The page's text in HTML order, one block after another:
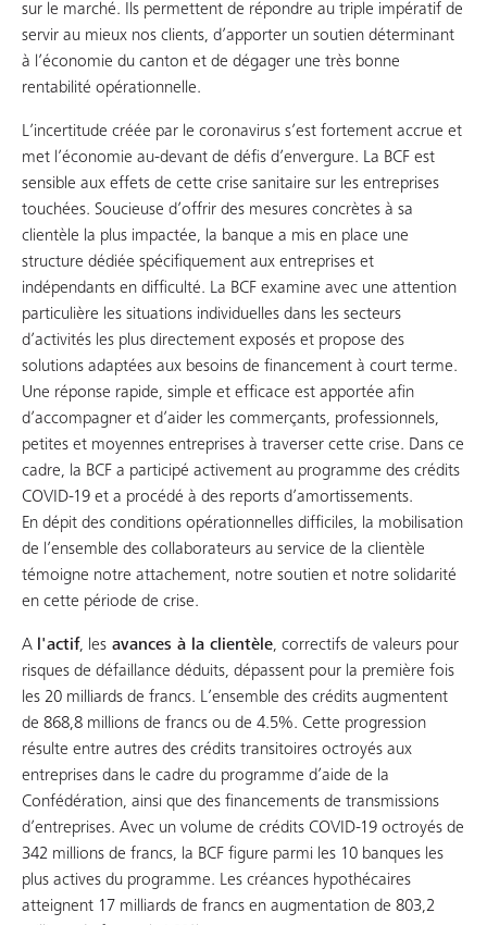
sur le marché. Ils permettent de répondre au triple impératif de
servir au mieux nos clients, d’apporter un soutien déterminant
à l’économie du canton et de dégager une très bonne
rentabilité opérationnelle.
L’incertitude créée par le coronavirus s’est fortement accrue et
met l’économie au-devant de défis d’envergure. La BCF est
sensible aux effets de cette crise sanitaire sur les entreprises
touchées. Soucieuse d’offrir des mesures concrètes à sa
clientèle la plus impactée, la banque a mis en place une
structure dédiée spécifiquement aux entreprises et
indépendants en difficulté. La BCF examine avec une attention
particulière les situations individuelles dans les secteurs
d’activités les plus directement exposés et propose des
solutions adaptées aux besoins de financement à court terme.
Une réponse rapide, simple et efficace est apportée afin
d’accompagner et d’aider les commerçants, professionnels,
petites et moyennes entreprises à traverser cette crise. Dans ce
cadre, la BCF a participé activement au programme des crédits
COVID-19 et a procédé à des reports d’amortissements.
En dépit des conditions opérationnelles difficiles, la mobilisation
de l’ensemble des collaborateurs au service de la clientèle
témoigne notre attachement, notre soutien et notre solidarité
en cette période de crise.
A l'actif, les avances à la clientèle, correctifs de valeurs pour
risques de défaillance déduits, dépassent pour la première fois
les 20 milliards de francs. L’ensemble des crédits augmentent
de 868,8 millions de francs ou de 4.5%. Cette progression
résulte entre autres des crédits transitoires octroyés aux
entreprises dans le cadre du programme d’aide de la
Confédération, ainsi que des financements de transmissions
d’entreprises. Avec un volume de crédits COVID-19 octroyés de
342 millions de francs, la BCF figure parmi les 10 banques les
plus actives du programme. Les créances hypothécaires
atteignent 17 milliards de francs en augmentation de 803,2